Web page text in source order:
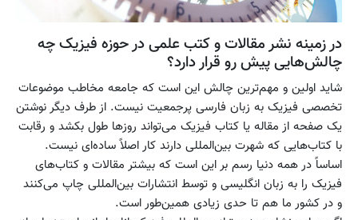
در زمینه نشر مقالات و کتب علمی در حوزه فیزیک چه
چالش‌هایی پیش رو قرار دارد؟
شاید اولین و مهم‌ترین چالش این است که جامعه مخاطب موضوعات
تخصصی فیزیک به زبان فارسی پرجمعیت نیست. از طرف دیگر نوشتن
یک صفحه از مقاله یا کتاب فیزیک می‌تواند روزها طول بکشد و رقابت
با کتاب‌هایی که شهرت بین‌المللی دارند کار اصلاً ساده‌ای نیست.
اساساً در همه دنیا رسم بر این است که بیشتر مقالات و کتاب‌های
فیزیک را به زبان انگلیسی و توسط انتشارات بین‌المللی چاپ می‌کنند
و در کشور ما هم تا حدی زیادی همین‌طور است.